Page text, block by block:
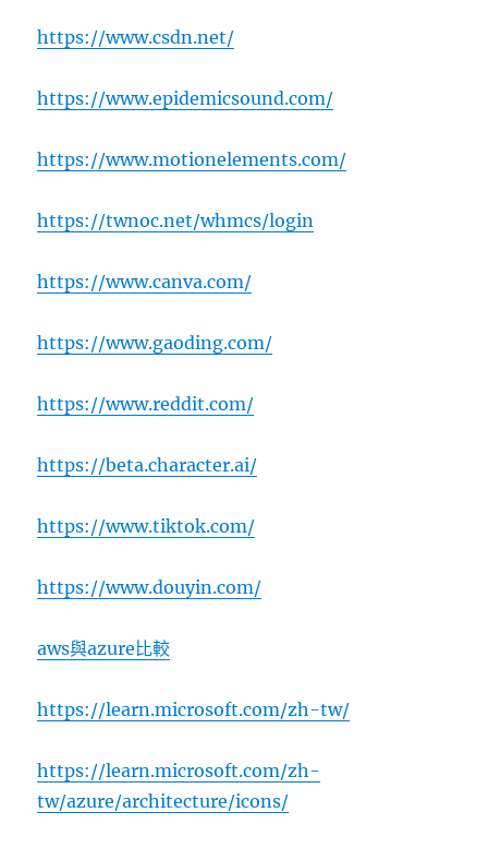
https://www.csdn.net/
https://www.epidemicsound.com/
https://www.motionelements.com/
https://twnoc.net/whmcs/login
https://www.canva.com/
https://www.gaoding.com/
https://www.reddit.com/
https://beta.character.ai/
https://www.tiktok.com/
https://www.douyin.com/
aws與azure比較
https://learn.microsoft.com/zh-tw/
https://learn.microsoft.com/zh-
tw/azure/architecture/icons/